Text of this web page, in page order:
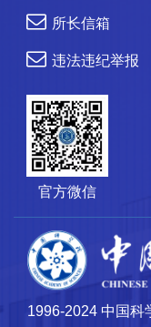
所长信箱
违法违纪举报
官方微信
1996-2024 中国科